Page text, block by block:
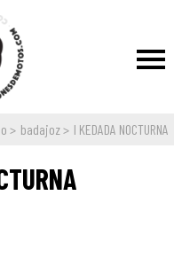
badajoz I KEDADA NOCTURNA